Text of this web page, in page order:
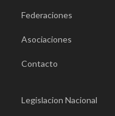
Federaciones
Asociaciones
Contacto
Legislacion Nacional